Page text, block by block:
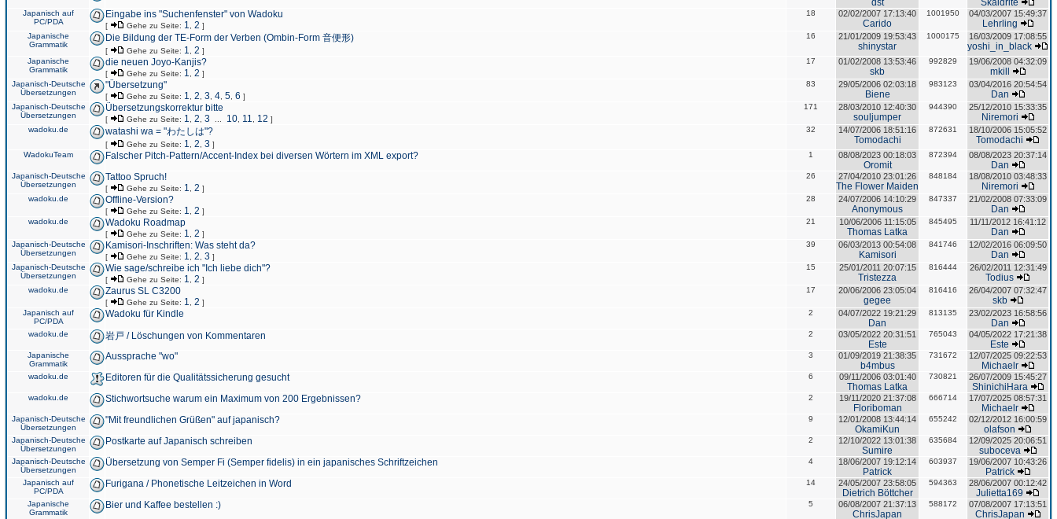
dst Skaidrite
Japanisch auf
PC/PDA
Eingabe ins "Suchenfenster" von Wadoku
[ Gehe zu Seite: 1 2 ]
18 02/02/2007 17:13:40
Carido
1001950 04/03/2007 15:49:37
Lehrling
Japanische
Grammatik
Die Bildung der TE-Form der Verben (Ombin-Form 音便形)
[ Gehe zu Seite: 1 2 ]
16 21/01/2009 19:53:43
shinystar
1000175 16/03/2009 17:08:55
yoshi_in_black
Japanische
Grammatik
die neuen Joyo-Kanjis?
[ Gehe zu Seite: 1 2 ]
17 01/02/2008 13:53:46
skb
992829 19/06/2008 04:32:09
mkill
Japanisch-Deutsche
Übersetzungen
"Übersetzung"
[ Gehe zu Seite: 1 2 3 4 5 6 ]
83 29/05/2006 02:03:18
Biene
983123 03/04/2016 20:54:54
Dan
Japanisch-Deutsche
Übersetzungen
Übersetzungskorrektur bitte
[ Gehe zu Seite: 1 2 3 10 11 12 ]
171 28/03/2010 12:40:30
souljumper
944390 25/12/2010 15:33:35
Niremori
wadoku.de watashi wa = "わたしは"?
[ Gehe zu Seite: 1 2 3 ]
32 14/07/2006 18:51:16
Tomodachi
872631 18/10/2006 15:05:52
Tomodachi
WadokuTeam Falscher Pitch-Pattern/Accent-Index bei diversen Wörtern im XML export? 1 08/08/2023 00:18:03
Oromit
872394 08/08/2023 20:37:14
Dan
Japanisch-Deutsche
Übersetzungen
Tattoo Spruch!
[ Gehe zu Seite: 1 2 ]
26 27/04/2010 23:01:26
The Flower Maiden
848184 18/08/2010 03:48:33
Niremori
wadoku.de Offline-Version?
[ Gehe zu Seite: 1 2 ]
28 24/07/2006 14:10:29
Anonymous
847337 21/02/2008 07:33:09
Dan
wadoku.de Wadoku Roadmap
[ Gehe zu Seite: 1 2 ]
21 10/06/2006 11:15:05
Thomas Latka
845495 11/11/2012 16:41:12
Dan
Japanisch-Deutsche
Übersetzungen
Kamisori-Inschriften: Was steht da?
[ Gehe zu Seite: 1 2 3 ]
39 06/03/2013 00:54:08
Kamisori
841746 12/02/2016 06:09:50
Dan
Japanisch-Deutsche
Übersetzungen
Wie sage/schreibe ich "Ich liebe dich"?
[ Gehe zu Seite: 1 2 ]
15 25/01/2011 20:07:15
Tristezza
816444 26/02/2011 12:31:49
Todius
wadoku.de Zaurus SL C3200
[ Gehe zu Seite: 1 2 ]
17 20/06/2006 23:05:04
gegee
816416 26/04/2007 07:32:47
skb
Japanisch auf
PC/PDA
Wadoku für Kindle 2 04/07/2022 19:21:29
Dan
813135 23/02/2023 16:58:56
Dan
wadoku.de 岩戸 / Löschungen von Kommentaren 2 03/05/2022 20:31:51
Este
765043 04/05/2022 17:21:38
Este
Japanische
Grammatik
Aussprache "wo" 3 01/09/2019 21:38:35
b4mbus
731672 12/07/2025 09:22:53
Michaelr
wadoku.de Editoren für die Qualitätssicherung gesucht 6 09/11/2006 03:01:40
Thomas Latka
730821 26/07/2009 15:45:27
ShinichiHara
wadoku.de Stichwortsuche warum ein Maximum von 200 Ergebnissen? 2 19/11/2020 21:37:08
Floriboman
666714 17/07/2025 08:57:31
Michaelr
Japanisch-Deutsche
Übersetzungen
"Mit freundlichen Grüßen" auf japanisch? 9 12/01/2008 13:44:14
OkamiKun
655242 02/12/2012 16:00:59
olafson
Japanisch-Deutsche
Übersetzungen
Postkarte auf Japanisch schreiben 2 12/10/2022 13:01:38
Sumire
635684 12/09/2025 20:06:51
suboceva
Japanisch-Deutsche
Übersetzungen
Übersetzung von Semper Fi (Semper fidelis) in ein japanisches Schriftzeichen 4 18/06/2007 19:12:14
Patrick
603937 19/06/2007 10:43:26
Patrick
Japanisch auf
PC/PDA
Furigana / Phonetische Leitzeichen in Word 14 24/05/2007 23:58:05
Dietrich Böttcher
594363 28/06/2007 00:12:42
Julietta169
Japanische
Grammatik
Bier und Kaffee bestellen :) 5 06/08/2007 21:37:13
ChrisJapan
588172 07/08/2007 17:13:51
ChrisJapan